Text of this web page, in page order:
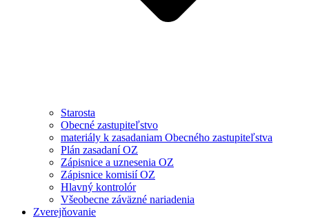
Starosta
Obecné zastupiteľstvo
materiály k zasadaniam Obecného zastupiteľstva
Plán zasadaní OZ
Zápisnice a uznesenia OZ
Zápisnice komisií OZ
Hlavný kontrolór
Všeobecne záväzné nariadenia
Zverejňovanie